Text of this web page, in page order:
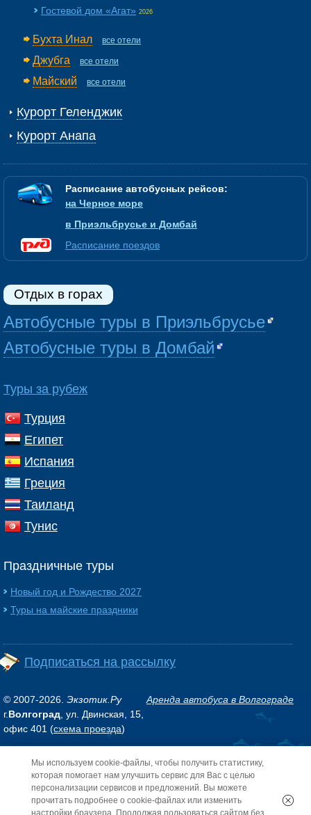
Гостевой дом «Агат» 2026
Бухта Инал все отели
Джубга все отели
Майский все отели
Курорт Геленджик
Курорт Анапа
Расписание автобусных рейсов:
на Черное море
в Приэльбрусье и Домбай
Расписание поездов
Отдых в горах
Автобусные туры в Приэльбрусье
Автобусные туры в Домбай
Туры за рубеж
Турция
Египет
Испания
Греция
Таиланд
Тунис
Праздничные туры
Новый год и Рождество 2027
Туры на майские праздники
Подписаться на рассылку
Аренда автобуса в Волгограде
© 2007-2026. Экзотик.Ру
г.Волгоград , ул. Двинская, 15,
офис 401 (схема проезда)
Обращаем ваше внимание на то, что данный интернет-сайт носит исключительно
информационный характер и ни при каких условиях не является публичной
офертой, определяемой положениями Статьи 437 (2) Гражданского кодекса РФ.
Мы используем cookie-файлы, чтобы получить статистику,
которая помогает нам улучшить сервис для Вас с целью
персонализации сервисов и предложений. Вы можете
прочитать подробнее о cookie-файлах или изменить
настройки браузера. Продолжая пользоваться сайтом без